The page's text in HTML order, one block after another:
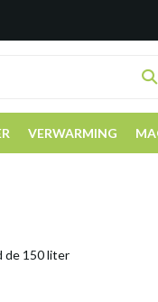
VERWARMING
de 150 liter